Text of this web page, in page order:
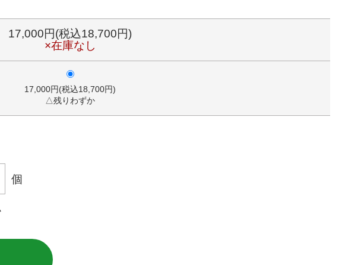
17,000円(税込18,700円)
×在庫なし
17,000円(税込18,700円)
△残りわずか
個